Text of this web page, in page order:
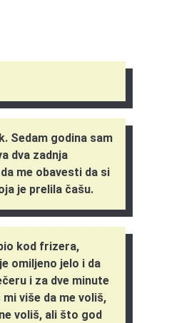
Sedam godina sam
dva zadnja
me obavesti da si
je prelila čašu.
kod frizera,
omiljeno jelo i da
i za dve minute
više da me voliš,
voliš, ali što god